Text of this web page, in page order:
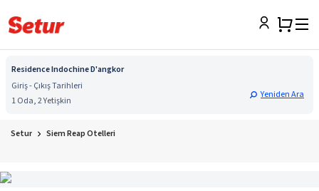
Residence Indochine D'angkor
Giriş - Çıkış Tarihleri
1 Oda, 2 Yetişkin
Yeniden Ara
Setur Siem Reap Otelleri